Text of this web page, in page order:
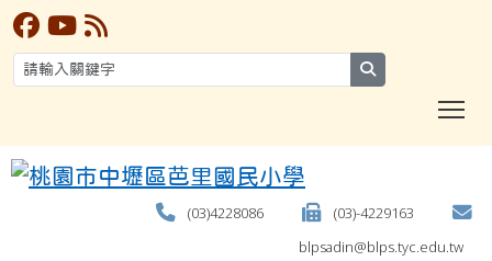
(03)4228086
(03)-4229163
blpsadin@blps.tyc.edu.tw